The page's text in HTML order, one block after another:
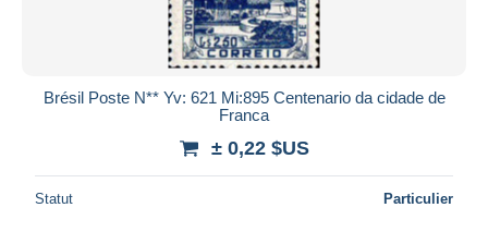
Brésil Poste N** Yv: 621 Mi:895 Centenario da cidade de
Franca
± 0,22 $US
Statut Particulier